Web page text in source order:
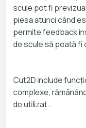
scule pot fi
piesa atunci când
permite feedback
de scule să poată fi
Cut2D include
complexe,
de utilizat..